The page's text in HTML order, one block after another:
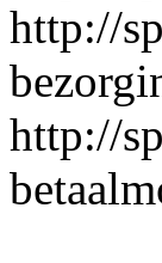
http://
http://